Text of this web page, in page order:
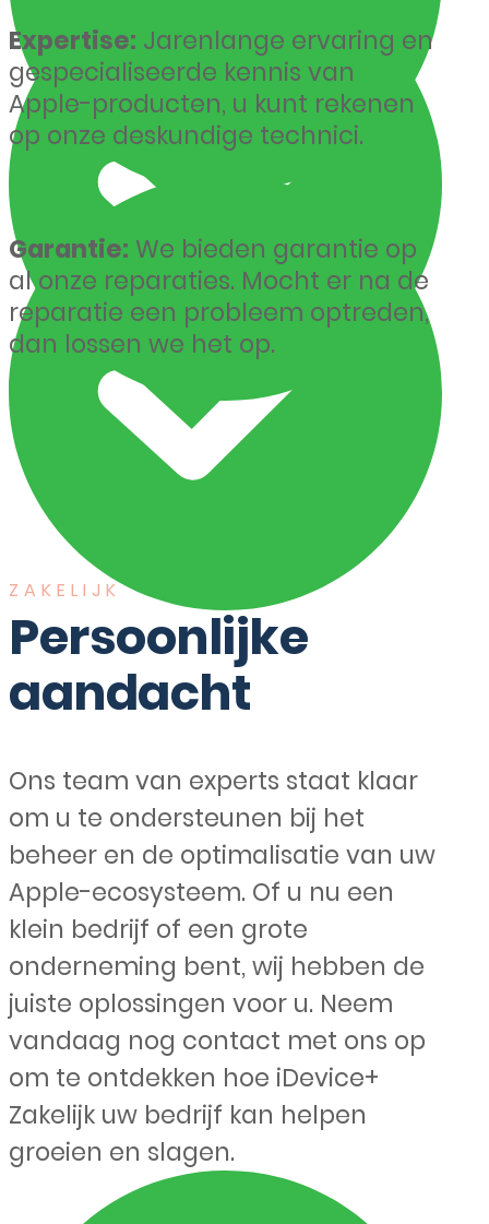
Expertise: Jarenlange ervaring en
gespecialiseerde kennis van
Apple-producten, u kunt rekenen
op onze deskundige technici.
Garantie: We bieden garantie op
al onze reparaties. Mocht er na de
reparatie een probleem optreden,
dan lossen we het op.
ZAKELIJK
Persoonlijke
aandacht
Ons team van experts staat klaar
om u te ondersteunen bij het
beheer en de optimalisatie van uw
Apple-ecosysteem. Of u nu een
klein bedrijf of een grote
onderneming bent, wij hebben de
juiste oplossingen voor u. Neem
vandaag nog contact met ons op
om te ontdekken hoe iDevice+
Zakelijk uw bedrijf kan helpen
groeien en slagen.